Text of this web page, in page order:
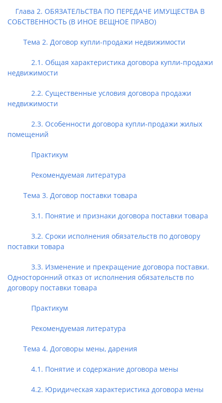
Глава 2. ОБЯЗАТЕЛЬСТВА ПО ПЕРЕДАЧЕ ИМУЩЕСТВА В
СОБСТВЕННОСТЬ (В ИНОЕ ВЕЩНОЕ ПРАВО)
Тема 2. Договор купли-продажи недвижимости
2.1. Общая характеристика договора купли-продажи
недвижимости
2.2. Существенные условия договора продажи
недвижимости
2.3. Особенности договора купли-продажи жилых
помещений
Практикум
Рекомендуемая литература
Тема 3. Договор поставки товара
3.1. Понятие и признаки договора поставки товара
3.2. Сроки исполнения обязательств по договору
поставки товара
3.3. Изменение и прекращение договора поставки.
Односторонний отказ от исполнения обязательств по
договору поставки товара
Практикум
Рекомендуемая литература
Тема 4. Договоры мены, дарения
4.1. Понятие и содержание договора мены
4.2. Юридическая характеристика договора мены